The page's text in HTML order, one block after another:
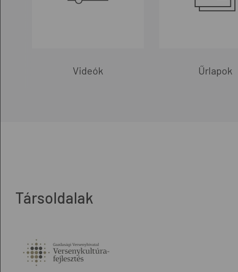
Videók Űrlapok
Társoldalak